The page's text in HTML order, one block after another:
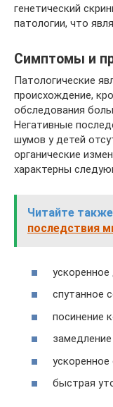
генетический
патологии, что
Симптомы и
Патологические
происхождение,
обследования
Негативные
шумов у детей
органические
характерны
Читайте
последствия
ускоренное
спутанное
посинение
ускоренное
быстрая